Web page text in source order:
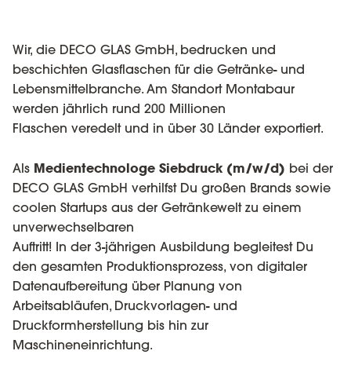
Wir, die DECO GLAS GmbH, bedrucken und
beschichten Glasflaschen für die Getränke- und
Lebensmittelbranche. Am Standort Montabaur
werden jährlich rund 200 Millionen
Flaschen veredelt und in über 30 Länder exportiert.
Als Medientechnologe Siebdruck (m/w/d) bei der
DECO GLAS GmbH verhilfst Du großen Brands sowie
coolen Startups aus der Getränkewelt zu einem
unverwechselbaren
Auftritt! In der 3-jährigen Ausbildung begleitest Du
den gesamten Produktionsprozess, von digitaler
Datenaufbereitung über Planung von
Arbeitsabläufen, Druckvorlagen- und
Druckformherstellung bis hin zur
Maschineneinrichtung.